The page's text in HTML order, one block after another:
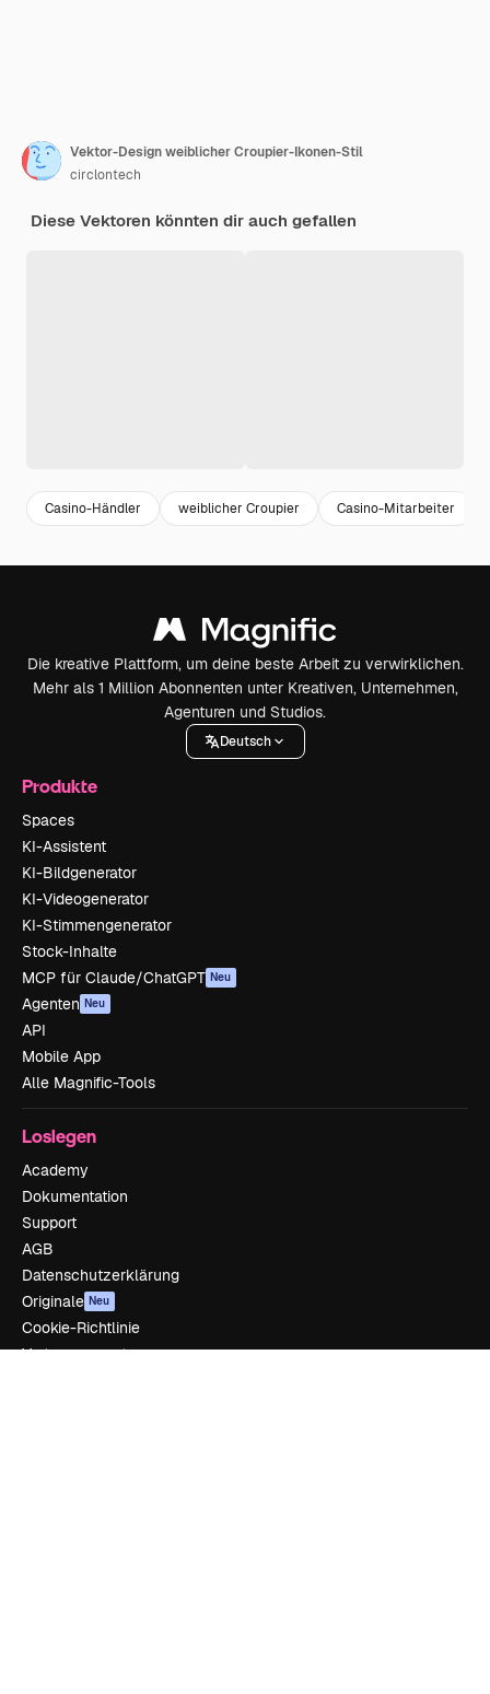
Vektor-Design weiblicher Croupier-Ikonen-Stil
circlontech
Diese Vektoren könnten dir auch gefallen
Casino-Händler weiblicher Croupier Casino-Mitarbeiter
Die kreative Plattform, um deine beste Arbeit zu verwirklichen.
Mehr als 1 Million Abonnenten unter Kreativen, Unternehmen,
Agenturen und Studios.
Deutsch
Produkte
Spaces
KI-Assistent
KI-Bildgenerator
KI-Videogenerator
KI-Stimmengenerator
Stock-Inhalte
MCP für Claude/ChatGPT Neu
Agenten Neu
API
Mobile App
Alle Magnific-Tools
Loslegen
Academy
Dokumentation
Support
AGB
Datenschutzerklärung
Originale Neu
Cookie-Richtlinie
Vertrauenszentrum